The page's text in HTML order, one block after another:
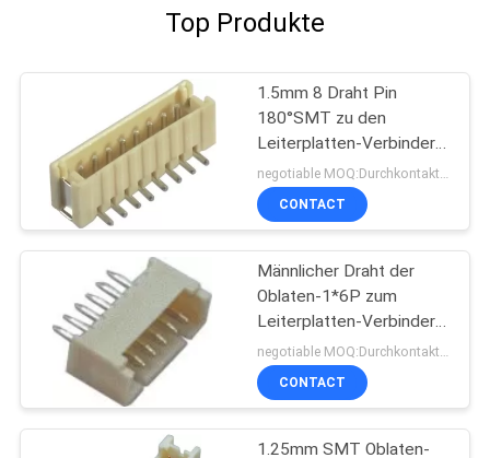
Top Produkte
1.5mm 8 Draht Pin
180°SMT zu den
Leiterplatten-Verbinder-
Stromkreis-
Leiterplatten-Verbindern
CONTACT
Männlicher Draht der
Oblaten-1*6P zum
Leiterplatten-Verbinder
Unterkunft1.0amp
180°DIP
CONTACT
1.25mm SMT Oblaten-